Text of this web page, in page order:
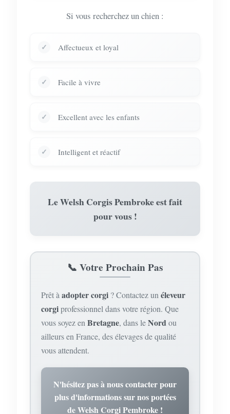
Si vous recherchez un chien :
Affectueux et loyal
Facile à vivre
Excellent avec les enfants
Intelligent et réactif
LeWelsh Corgis Pembrokeest fait
pour vous !
📞 Votre Prochain Pas
Prêt àadopter corgi ? Contactez unéleveur
corgiprofessionnel dans votre région. Que
vous soyez enBretagne, dans leNordou
ailleurs en France, des élevages de qualité
vous attendent.
N'hésitez pas à nous contacter pour
plus d'informations sur nos portées
de Welsh Corgi Pembroke !